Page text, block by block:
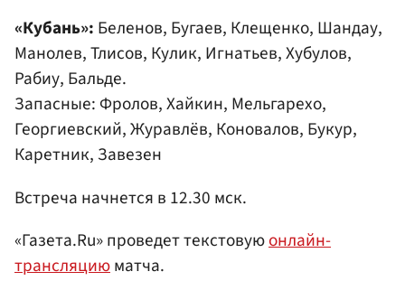
«Кубань»: Беленов, Бугаев, Клещенко, Шандау,
Манолев, Тлисов, Кулик, Игнатьев, Хубулов,
Рабиу, Бальде.
Запасные: Фролов, Хайкин, Мельгарехо,
Георгиевский, Журавлёв, Коновалов, Букур,
Каретник, Завезен
Встреча начнется в 12.30 мск.
«Газета.Ru» проведет текстовуюонлайн-
трансляциюматча.